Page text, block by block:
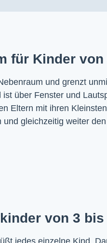
für Kinder von
und grenzt
über Fenster und
Eltern mit ihren
und gleichzeitig weiter
von 3 bis